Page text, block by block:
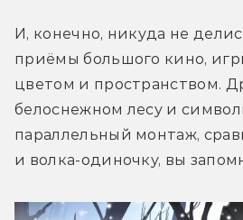
И, конечно, никуда не
приёмы большого кино,
цветом и пространством.
белоснежном лесу и
параллельный монтаж,
и волка-одиночку, вы